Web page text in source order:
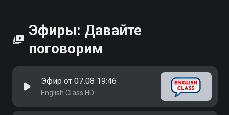
Эфиры: Давайте
поговорим
Эфир от 07.08 19:46
English Class HD